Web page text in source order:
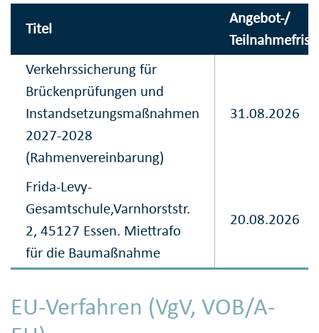
Titel
Angebot-/
Teilnahmefrist
Verkehrssicherung für
Brückenprüfungen und
Instandsetzungsmaßnahmen
2027-2028
(Rahmenvereinbarung)
31.08.2026
Frida-Levy-
Gesamtschule,Varnhorststr.
2, 45127 Essen. Miettrafo
für die Baumaßnahme
20.08.2026
EU-Verfahren (VgV, VOB/A-